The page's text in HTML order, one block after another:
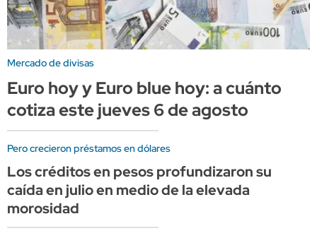
Mercado de divisas
Euro hoy y Euro blue hoy: a cuánto
cotiza este jueves 6 de agosto
Pero crecieron préstamos en dólares
Los créditos en pesos profundizaron su
caída en julio en medio de la elevada
morosidad